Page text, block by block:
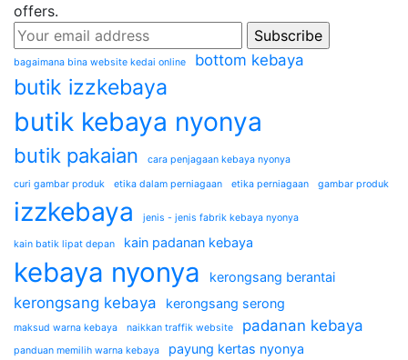
offers.
bagaimana bina website kedai online bottom kebaya
butik izzkebaya
butik kebaya nyonya
butik pakaian cara penjagaan kebaya nyonya
curi gambar produk etika dalam perniagaan etika perniagaan gambar produk
izzkebaya jenis - jenis fabrik kebaya nyonya
kain batik lipat depan kain padanan kebaya
kebaya nyonya kerongsang berantai
kerongsang kebaya kerongsang serong
maksud warna kebaya naikkan traffik website padanan kebaya
panduan memilih warna kebaya payung kertas nyonya